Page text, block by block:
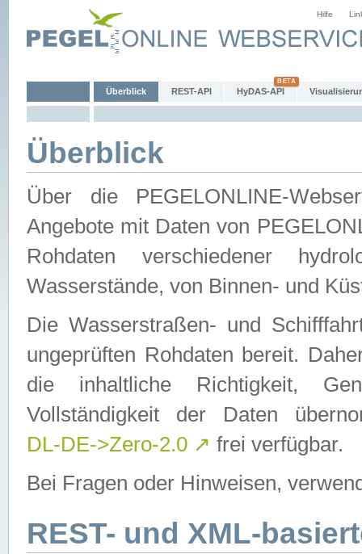
Hilfe
Überblick REST-API HyDAS-API
Überblick
Über die PEGELONLINE-
Angebote mit Daten von
Rohdaten verschiedener
Wasserstände, von Binnen- und
Die Wasserstraßen- und
ungeprüften Rohdaten bereit.
die inhaltliche Richtigkeit,
Vollständigkeit der Daten
DL-DE->Zero-2.0 ↗ frei verfügbar.
Bei Fragen oder Hinweisen,
REST- und XML-